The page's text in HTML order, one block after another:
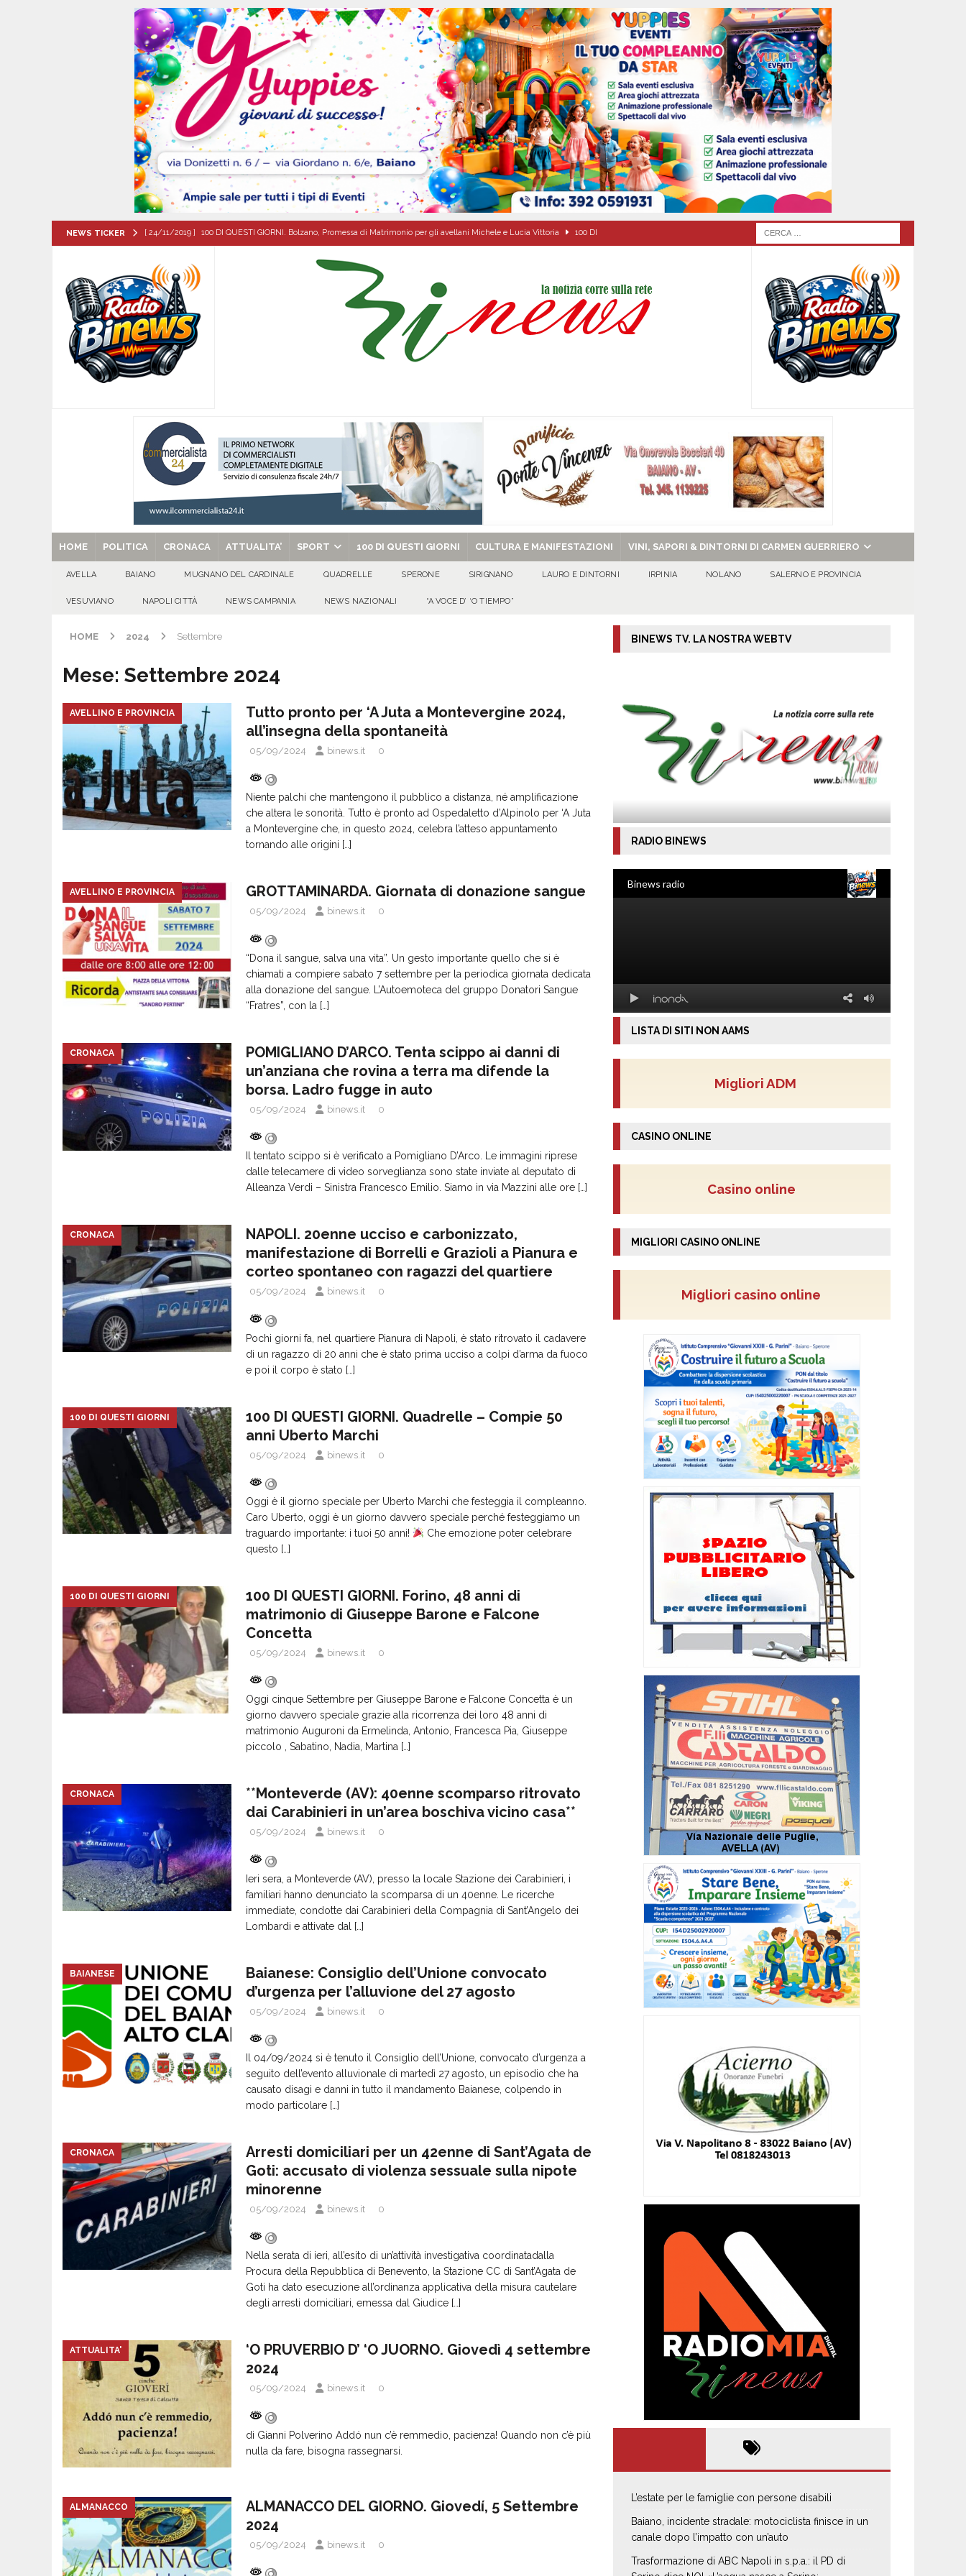
NEWS TICKER [ 24/11/2019 ] 100 DI QUESTI GIORNI. Bolzano, Promessa di Matrimonio per gli avellani Michele e Lucia Vittoria 100 DI
[ 09/08/2026 ] AVELLA
[ 09/08/2026 ] Baiano, incidente stradale: motociclista finisce in un canale dopo l’impatto con un’auto BAIANO
[ 09/08/2026 ] Trasformazione di ABC Napoli in s.p.a.: il PD di Serino dice NO! «L’acqua nasce a Serino: pretendiamo
coinvolgimento societario e royalty ambientali al fianco dell’amministrazione comunale»
[ 09/08/2026 ]
[ 29/08/2025 ] SANT’Oggi. Venerdì 29 agosto la chiesa celebra il Martirio di san Giovanni Battista e santa Sabina
HOME POLITICA CRONACA ATTUALITA’ SPORT 100 DI QUESTI GIORNI CULTURA E MANIFESTAZIONI VINI, SAPORI & DINTORNI DI CARMEN GUERRIERO
AVELLA BAIANO MUGNANO DEL CARDINALE QUADRELLE SPERONE SIRIGNANO LAURO E DINTORNI IRPINIA NOLANO SALERNO E PROVINCIA
VESUVIANO NAPOLI CITTÀ NEWS CAMPANIA NEWS NAZIONALI “A VOCE D’ ‘O TIEMPO”
HOME 2024 Settembre
Mese: Settembre 2024
AVELLINO E PROVINCIA
Tutto pronto per ‘A Juta a Montevergine 2024,
all’insegna della spontaneità
05/09/2024 binews.it 0
Niente palchi che mantengono il pubblico a distanza, né amplificazione
che altera le sonorità. Tutto è pronto ad Ospedaletto d’Alpinolo per ‘A Juta
a Montevergine che, in questo 2024, celebra l’atteso appuntamento
tornando alle origini […]
AVELLINO E PROVINCIA GROTTAMINARDA. Giornata di donazione sangue
05/09/2024 binews.it 0
“Dona il sangue, salva una vita”. Un gesto importante quello che si è
chiamati a compiere sabato 7 settembre per la periodica giornata dedicata
alla donazione del sangue. L’Autoemoteca del gruppo Donatori Sangue
“Fratres”, con la […]
CRONACA
POMIGLIANO D’ARCO. Tenta scippo ai danni di
un’anziana che rovina a terra ma difende la
borsa. Ladro fugge in auto
05/09/2024 binews.it 0
Il tentato scippo si è verificato a Pomigliano D’Arco. Le immagini riprese
dalle telecamere di video sorveglianza sono state inviate al deputato di
Alleanza Verdi – Sinistra Francesco Emilio. Siamo in via Mazzini alle ore […]
CRONACA
NAPOLI. 20enne ucciso e carbonizzato,
manifestazione di Borrelli e Grazioli a Pianura e
corteo spontaneo con ragazzi del quartiere
05/09/2024 binews.it 0
Pochi giorni fa, nel quartiere Pianura di Napoli, è stato ritrovato il cadavere
di un ragazzo di 20 anni che è stato prima ucciso a colpi d’arma da fuoco
e poi il corpo è stato […]
100 DI QUESTI GIORNI
100 DI QUESTI GIORNI. Quadrelle – Compie 50
anni Uberto Marchi
05/09/2024 binews.it 0
Oggi è il giorno speciale per Uberto Marchi che festeggia il compleanno.
Caro Uberto, oggi è un giorno davvero speciale perché festeggiamo un
traguardo importante: i tuoi 50 anni!
Che emozione poter celebrare
questo […]
100 DI QUESTI GIORNI
100 DI QUESTI GIORNI. Forino, 48 anni di
matrimonio di Giuseppe Barone e Falcone
Concetta
05/09/2024 binews.it 0
Oggi cinque Settembre per Giuseppe Barone e Falcone Concetta è un
giorno davvero speciale grazie alla ricorrenza dei loro 48 anni di
matrimonio Auguroni da Ermelinda, Antonio, Francesca Pia, Giuseppe
piccolo , Sabatino, Nadia, Martina […]
CRONACA
**Monteverde (AV): 40enne scomparso ritrovato
dai Carabinieri in un’area boschiva vicino casa**
05/09/2024 binews.it 0
Ieri sera, a Monteverde (AV), presso la locale Stazione dei Carabinieri, i
familiari hanno denunciato la scomparsa di un 40enne. Le ricerche
immediate, condotte dai Carabinieri della Compagnia di Sant’Angelo dei
Lombardi e attivate dal
[…]
BAIANESE
Baianese: Consiglio dell’Unione convocato
d’urgenza per l’alluvione del 27 agosto
05/09/2024 binews.it 0
Il 04/09/2024 si è tenuto il Consiglio dell’Unione, convocato d’urgenza a
seguito dell’evento alluvionale di martedì 27 agosto, un episodio che ha
causato disagi e danni in tutto il mandamento Baianese, colpendo in
modo particolare […]
CRONACA
Arresti domiciliari per un 42enne di Sant’Agata de
Goti: accusato di violenza sessuale sulla nipote
minorenne
05/09/2024 binews.it 0
Nella serata di ieri, all’esito di un’attività investigativa coordinatadalla
Procura della Repubblica di Benevento, la Stazione CC di Sant’Agata de
Goti ha dato esecuzione all’ordinanza applicativa della misura cautelare
degli arresti domiciliari, emessa dal Giudice […]
ATTUALITA'
‘O PRUVERBIO D’ ‘O JUORNO. Giovedì 4 settembre
2024
05/09/2024 binews.it 0
di Gianni Polverino Addó nun c’è remmedio, pacienza! Quando non c’è più
nulla da fare, bisogna rassegnarsi.
ALMANACCO
ALMANACCO DEL GIORNO. Giovedí, 5 Settembre
2024
05/09/2024 binews.it 0
BINEWS TV. LA NOSTRA WEBTV
RADIO BINEWS
LISTA DI SITI NON AAMS
Migliori ADM
CASINO ONLINE
Casino online
MIGLIORI CASINO ONLINE
Migliori casino online
L’estate per le famiglie con persone disabili
Baiano, incidente stradale: motociclista finisce in un
canale dopo l’impatto con un’auto
Trasformazione di ABC Napoli in s.p.a.: il PD di